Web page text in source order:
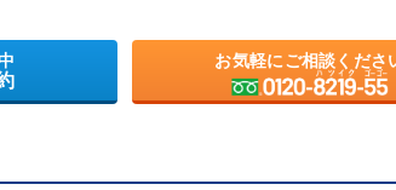
お気軽にご相談くださ